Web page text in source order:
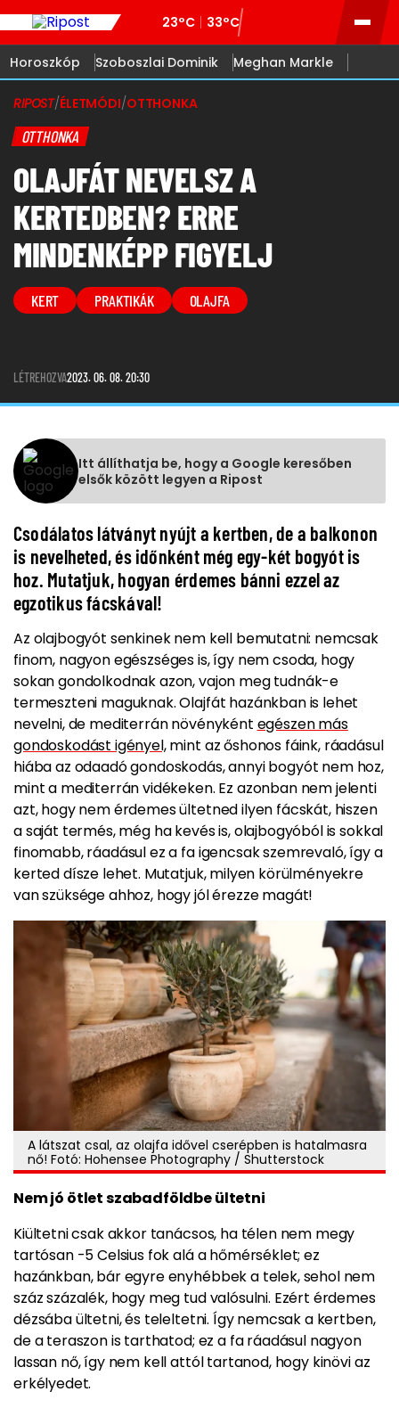
23°C 33°C
Horoszkóp Szoboszlai Dominik Meghan Markle
RIPOST/ÉLETMÓDI/OTTHONKA
OTTHONKA
OLAJFÁT NEVELSZ A
KERTEDBEN? ERRE
MINDENKÉPP FIGYELJ
KERT PRAKTIKÁK OLAJFA
LÉTREHOZVA2023. 06. 08. 20:30
Itt állíthatja be, hogy a Google keresőben
elsők között legyen a Ripost
Csodálatos látványt nyújt a kertben, de a balkonon
is nevelheted, és időnként még egy-két bogyót is
hoz. Mutatjuk, hogyan érdemes bánni ezzel az
egzotikus fácskával!
Az olajbogyót senkinek nem kell bemutatni: nemcsak
finom, nagyon egészséges is, így nem csoda, hogy
sokan gondolkodnak azon, vajon meg tudnák-e
termeszteni maguknak. Olajfát hazánkban is lehet
nevelni, de mediterrán növényként egészen más
gondoskodást igényel,mint az őshonos fáink, ráadásul
hiába az odaadó gondoskodás, annyi bogyót nem hoz,
mint a mediterrán vidékeken. Ez azonban nem jelenti
azt, hogy nem érdemes ültetned ilyen fácskát, hiszen
a saját termés, még ha kevés is, olajbogyóból is sokkal
finomabb, ráadásul ez a fa igencsak szemrevaló, így a
kerted dísze lehet. Mutatjuk, milyen körülményekre
van szüksége ahhoz, hogy jól érezze magát!
A látszat csal, az olajfa idővel cserépben is hatalmasra
nő! Fotó: Hohensee Photography / Shutterstock
Nem jó ötlet szabadföldbe ültetni
Kiültetni csak akkor tanácsos, ha télen nem megy
tartósan -5 Celsius fok alá a hőmérséklet; ez
hazánkban, bár egyre enyhébbek a telek, sehol nem
száz százalék, hogy meg tud valósulni. Ezért érdemes
dézsába ültetni, és teleltetni. Így nemcsak a kertben,
de a teraszon is tarthatod; ez a fa ráadásul nagyon
lassan nő, így nem kell attól tartanod, hogy kinövi az
erkélyedet.